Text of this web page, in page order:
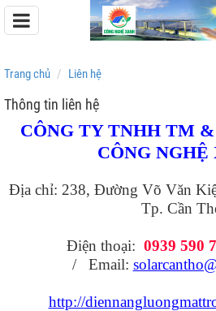
Pin Lưu Trữ Easyway
Trang chủ Liên hệ
Thông tin liên hệ
CÔNG TY TNHH TM
CÔNG NGHỆ
Địa chỉ: 238, Đường Võ Văn
Tp. Cần
Điện thoại: 0939 590
/ Email:
http://